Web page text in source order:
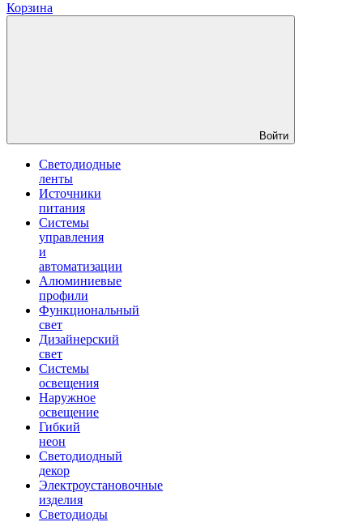
Корзина
Войти
Светодиодные
ленты
Источники
питания
Системы
управления
и
автоматизации
Алюминиевые
профили
Функциональный
свет
Дизайнерский
свет
Системы
освещения
Наружное
освещение
Гибкий
неон
Светодиодный
декор
Электроустановочные
изделия
Светодиоды